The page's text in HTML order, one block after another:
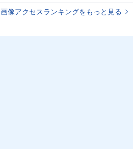
画像アクセスランキングをもっと見る